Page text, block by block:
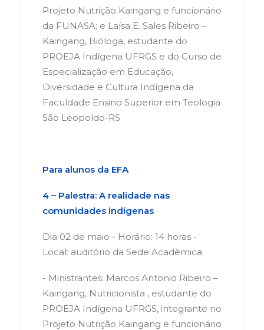
Projeto Nutrição Kaingang e funcionário
da FUNASA; e Laísa E. Sales Ribeiro –
Kaingang, Bióloga, estudante do
PROEJA Indígena UFRGS e do Curso de
Especialização em Educação,
Diversidade e Cultura Indígena da
Faculdade Ensino Superior em Teologia
São Leopoldo-RS
Para alunos da EFA
4 – Palestra: A realidade nas
comunidades indígenas
Dia 02 de maio - Horário: 14 horas -
Local: auditório da Sede Acadêmica
- Ministrantes: Marcos Antonio Ribeiro –
Kaingang, Nutricionista , estudante do
PROEJA Indígena UFRGS, integrante no
Projeto Nutrição Kaingang e funcionário